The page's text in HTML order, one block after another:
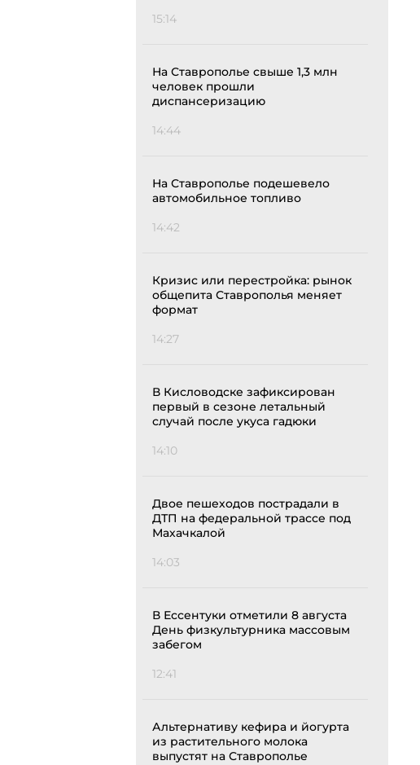
15:14
На Ставрополье свыше 1,3 млн
человек прошли
диспансеризацию
14:44
На Ставрополье подешевело
автомобильное топливо
14:42
Кризис или перестройка: рынок
общепита Ставрополья меняет
формат
14:27
В Кисловодске зафиксирован
первый в сезоне летальный
случай после укуса гадюки
14:10
Двое пешеходов пострадали в
ДТП на федеральной трассе под
Махачкалой
14:03
В Ессентуки отметили 8 августа
День физкультурника массовым
забегом
12:41
Альтернативу кефира и йогурта
из растительного молока
выпустят на Ставрополье